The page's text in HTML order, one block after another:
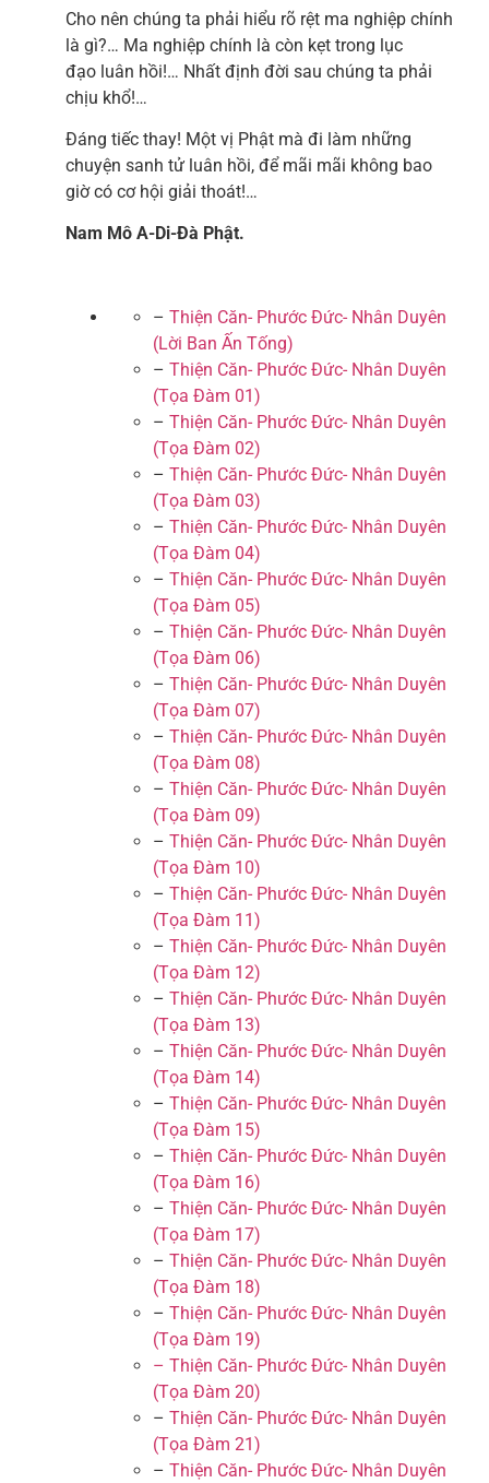
Cho nên chúng ta phải hiểu rõ rệt ma nghiệp chính
là gì?… Ma nghiệp chính là còn kẹt trong lục
đạo luân hồi!… Nhất định đời sau chúng ta phải
chịu khổ!…
Đáng tiếc thay! Một vị Phật mà đi làm những
chuyện sanh tử luân hồi, để mãi mãi không bao
giờ có cơ hội giải thoát!…
Nam Mô A-Di-Đà Phật.
– Thiện Căn- Phước Đức- Nhân Duyên
(Lời Ban Ấn Tống)
– Thiện Căn- Phước Đức- Nhân Duyên
(Tọa Đàm 01)
– Thiện Căn- Phước Đức- Nhân Duyên
(Tọa Đàm 02)
– Thiện Căn- Phước Đức- Nhân Duyên
(Tọa Đàm 03)
– Thiện Căn- Phước Đức- Nhân Duyên
(Tọa Đàm 04)
– Thiện Căn- Phước Đức- Nhân Duyên
(Tọa Đàm 05)
– Thiện Căn- Phước Đức- Nhân Duyên
(Tọa Đàm 06)
– Thiện Căn- Phước Đức- Nhân Duyên
(Tọa Đàm 07)
– Thiện Căn- Phước Đức- Nhân Duyên
(Tọa Đàm 08)
– Thiện Căn- Phước Đức- Nhân Duyên
(Tọa Đàm 09)
– Thiện Căn- Phước Đức- Nhân Duyên
(Tọa Đàm 10)
– Thiện Căn- Phước Đức- Nhân Duyên
(Tọa Đàm 11)
– Thiện Căn- Phước Đức- Nhân Duyên
(Tọa Đàm 12)
– Thiện Căn- Phước Đức- Nhân Duyên
(Tọa Đàm 13)
– Thiện Căn- Phước Đức- Nhân Duyên
(Tọa Đàm 14)
– Thiện Căn- Phước Đức- Nhân Duyên
(Tọa Đàm 15)
– Thiện Căn- Phước Đức- Nhân Duyên
(Tọa Đàm 16)
– Thiện Căn- Phước Đức- Nhân Duyên
(Tọa Đàm 17)
– Thiện Căn- Phước Đức- Nhân Duyên
(Tọa Đàm 18)
– Thiện Căn- Phước Đức- Nhân Duyên
(Tọa Đàm 19)
– Thiện Căn- Phước Đức- Nhân Duyên
(Tọa Đàm 20)
– Thiện Căn- Phước Đức- Nhân Duyên
(Tọa Đàm 21)
– Thiện Căn- Phước Đức- Nhân Duyên